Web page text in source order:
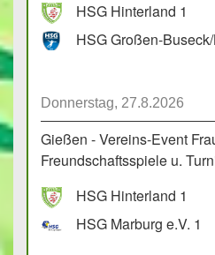
HSG Hinterland 1
Donnerstag, 27.8.2026
Gießen - Vereins-Event
Freundschaftsspiele u.
HSG Hinterland 1
HSG Marburg e.V. 1